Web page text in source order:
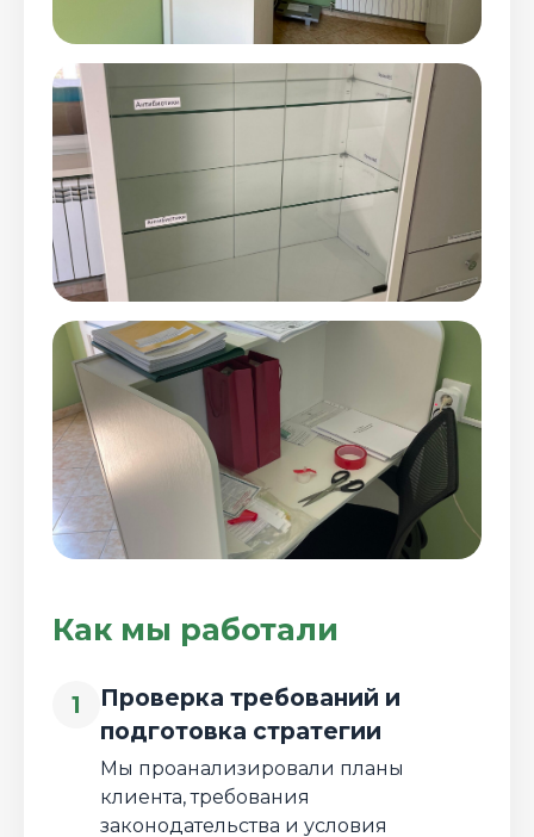
Как мы работали
1
Проверка требований и
подготовка стратегии
Мы проанализировали планы
клиента, требования
законодательства и условия